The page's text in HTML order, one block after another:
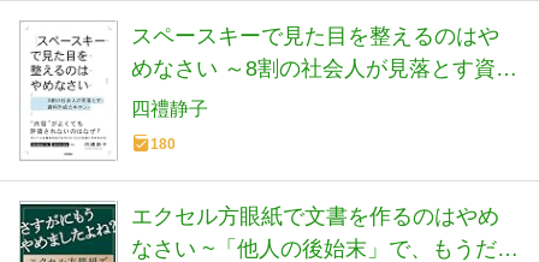
スペースキーで見た目を整えるのはや
めなさい ～8割の社会人が見落とす資料
作成のキホン
四禮静子
180
エクセル方眼紙で文書を作るのはやめ
なさい ~「他人の後始末」で、もうだれ